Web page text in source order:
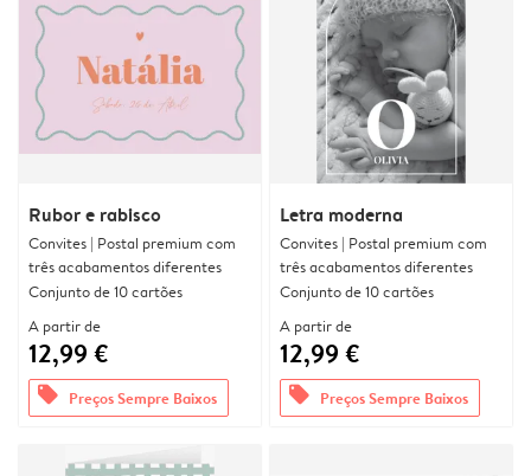
Rubor e rabisco
Convites | Postal premium com
três acabamentos diferentes
Conjunto de 10 cartões
A partir de
12,99 €
offers Preços Sempre Baixos
Letra moderna
Convites | Postal premium com
três acabamentos diferentes
Conjunto de 10 cartões
A partir de
12,99 €
offers Preços Sempre Baixos